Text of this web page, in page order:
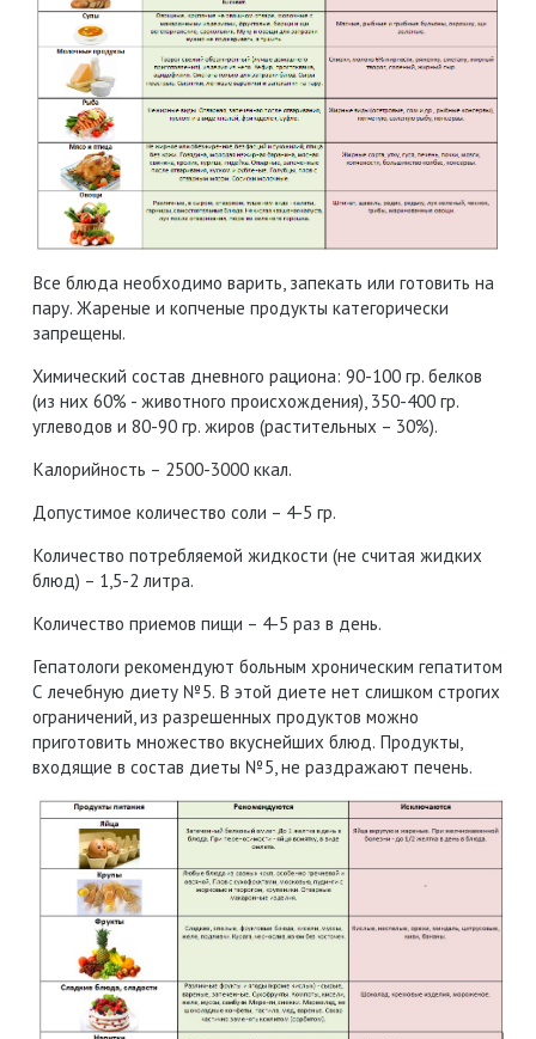
Все блюда необходимо варить, запекать или готовить на
пару. Жареные и копченые продукты категорически
запрещены.
Химический состав дневного рациона: 90-100 гр. белков
(из них 60% - животного происхождения), 350-400 гр.
углеводов и 80-90 гр. жиров (растительных – 30%).
Калорийность – 2500-3000 ккал.
Допустимое количество соли – 4-5 гр.
Количество потребляемой жидкости (не считая жидких
блюд) – 1,5-2 литра.
Количество приемов пищи – 4-5 раз в день.
Гепатологи рекомендуют больным хроническим гепатитом
С лечебную диету №5. В этой диете нет слишком строгих
ограничений, из разрешенных продуктов можно
приготовить множество вкуснейших блюд. Продукты,
входящие в состав диеты №5, не раздражают печень.